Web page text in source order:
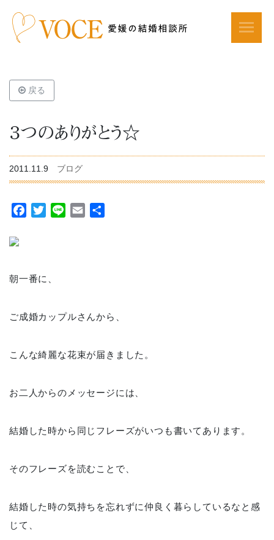
戻る
３つのありがとう☆
2011.11.9 ブログ
Facebook
TwitterLine Email
朝一番に、
ご成婚カップルさんから、
こんな綺麗な花束が届きました。
お二人からのメッセージには、
結婚した時から同じフレーズがいつも書いてあります。
そのフレーズを読むことで、
結婚した時の気持ちを忘れずに仲良く暮らしているなと感
じて、